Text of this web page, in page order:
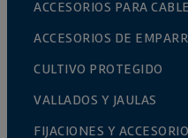
ACCESORIOS PARA
ACCESORIOS DE
CULTIVO PROTEGIDO
VALLADOS Y JAULAS
FIJACIONES Y